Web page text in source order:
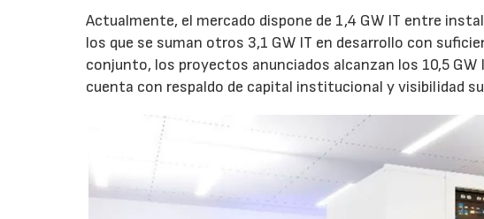
Actualmente, el mercado dispone de 1,4 GW IT entre
los que se suman otros 3,1 GW IT en desarrollo con
conjunto, los proyectos anunciados alcanzan los 10,5 GW
cuenta con respaldo de capital institucional y visibilidad